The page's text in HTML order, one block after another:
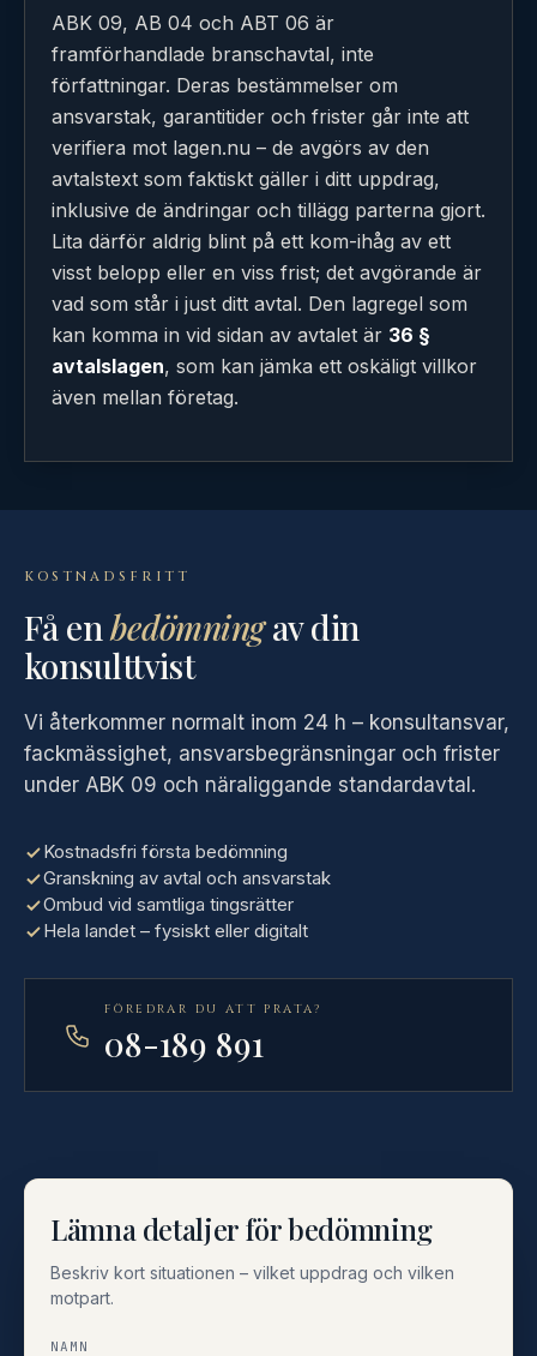
ABK 09, AB 04 och ABT 06 är
framförhandlade branschavtal, inte
författningar. Deras bestämmelser om
ansvarstak, garantitider och frister går inte att
verifiera mot lagen.nu – de avgörs av den
avtalstext som faktiskt gäller i ditt uppdrag,
inklusive de ändringar och tillägg parterna gjort.
Lita därför aldrig blint på ett kom-ihåg av ett
visst belopp eller en viss frist; det avgörande är
vad som står i just ditt avtal. Den lagregel som
kan komma in vid sidan av avtalet är 36 §
avtalslagen, som kan jämka ett oskäligt villkor
även mellan företag.
KOSTNADSFRITT
Få enbedömningav din
konsulttvist
Vi återkommer normalt inom 24 h – konsultansvar,
fackmässighet, ansvarsbegränsningar och frister
under ABK 09 och näraliggande standardavtal.
Kostnadsfri första bedömning
Granskning av avtal och ansvarstak
Ombud vid samtliga tingsrätter
Hela landet – fysiskt eller digitalt
FÖREDRAR DU ATT PRATA?
08-189 891
Lämna detaljer för bedömning
Beskriv kort situationen – vilket uppdrag och vilken
motpart.
NAMN